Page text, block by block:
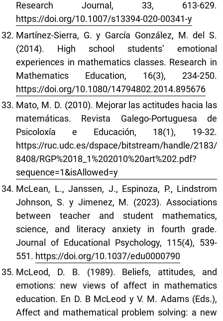
Research Journal, 33, 613-629.
https://doi.org/10.1007/s13394-020-00341-y
Martínez-Sierra, G. y García González, M. del S.
(2014). High school students’ emotional
experiences in mathematics classes. Research in
Mathematics Education, 16(3), 234-250.
https://doi.org/10.1080/14794802.2014.895676
Mato, M. D. (2010). Mejorar las actitudes hacia las
matemáticas. Revista Galego-Portuguesa de
Psicoloxía e Educación, 18(1), 19-32.
https://ruc.udc.es/dspace/bitstream/handle/2183/
8408/RGP%2018_1%202010%20art%202.pdf?
sequence=1&isAllowed=y
McLean, L., Janssen, J., Espinoza, P., Lindstrom
Johnson, S. y Jimenez, M. (2023). Associations
between teacher and student mathematics,
science, and literacy anxiety in fourth grade.
Journal of Educational Psychology, 115(4), 539-
551. https://doi.org/10.1037/edu0000790
McLeod, D. B. (1989). Beliefs, attitudes, and
emotions: new views of affect in mathematics
education. En D. B McLeod y V. M. Adams (Eds.),
Affect and mathematical problem solving: a new